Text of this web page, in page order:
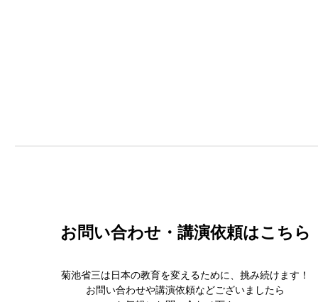
お問い合わせ・講演依頼はこちら
菊池省三は日本の教育を変えるために、挑み続けます！
お問い合わせや講演依頼などございましたら